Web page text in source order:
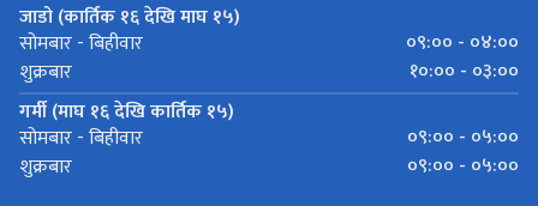
जाडो (कार्तिक १६ देखि माघ १५)
सोमबार - बिहीवार
०९:०० - ०४:००
शुक्रबार
१०:०० - ०३:००
गर्मी (माघ १६ देखि कार्तिक १५)
सोमबार - बिहीवार
०९:०० - ०५:००
शुक्रबार
०९:०० - ०५:००